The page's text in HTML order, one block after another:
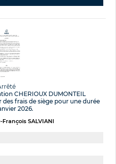
CHERIOUX DUMONTEIL
frais de siège pour une durée
2026.
François SALVIANI